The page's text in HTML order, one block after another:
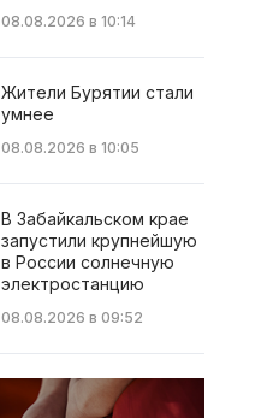
08.08.2026 в 10:14
Жители Бурятии стали
умнее
08.08.2026 в 10:05
В Забайкальском крае
запустили крупнейшую
в России солнечную
электростанцию
08.08.2026 в 09:52